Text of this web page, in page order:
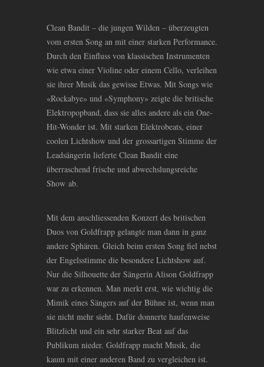
Clean Bandit – die jungen Wilden – überzeugten
vom ersten Song an mit einer starken Performance.
Durch den Einfluss von klassischen Instrumenten
wie etwa einer Violine oder einem Cello, verleihen
sie ihrer Musik das gewisse Etwas. Mit Songs wie
«Rockabye» und «Symphony» zeigte die britische
Elektropopband, dass sie alles andere als ein One-
Hit-Wonder ist. Mit starken Elektrobeats, einer
coolen Lichtshow und der grossartigen Stimme der
Leadsängerin lieferte Clean Bandit eine
überraschend frische und abwechslungsreiche
Show ab.
Mit dem anschliessenden Konzert des britischen
Duos von Goldfrapp gelangte man dann in ganz
andere Sphären. Gleich beim ersten Song fiel nebst
der Engelsstimme die besondere Lichtshow auf.
Nur die Silhouette der Sängerin Alison Goldfrapp
war zu erkennen. Man merkt erst, wie wichtig die
Mimik eines Sängers auf der Bühne ist, wenn man
sie nicht mehr sieht. Dafür donnerte haufenweise
Blitzlicht und ein sehr starker Beat auf das
Publikum nieder. Goldfrapp macht Musik, die
kaum mit einer anderen Band zu vergleichen ist.